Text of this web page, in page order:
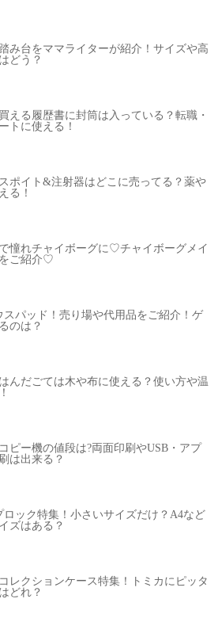
み台をママライターが紹介！サイズや高
どう？
える履歴書に封筒は入っている？転職・
トに使える！
ポイト&注射器はどこに売ってる？薬や
る！
憧れチャイボーグに♡チャイボーグメイ
ご紹介♡
スパッド！売り場や代用品をご紹介！ゲ
のは？
んだごては木や布に使える？使い方や温
ピー機の値段は?両面印刷やUSB・アプ
は出来る？
ロック特集！小さいサイズだけ？A4など
ズはある？
レクションケース特集！トミカにピッタ
どれ？